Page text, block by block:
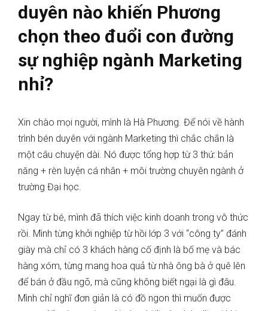
duyên nào khiến Phương
chọn theo đuổi con đường
sự nghiệp ngành Marketing
nhỉ?
Xin chào mọi người, mình là Hà Phương. Để nói về hành
trình bén duyên với ngành Marketing thì chắc chắn là
một câu chuyện dài. Nó được tổng hợp từ 3 thứ: bản
năng + rèn luyện cá nhân + môi trường chuyên ngành ở
trường Đại học.
Ngay từ bé, mình đã thích việc kinh doanh trong vô thức
rồi. Mình từng khởi nghiệp từ hồi lớp 3 với “công ty” đánh
giày mà chỉ có 3 khách hàng cố định là bố mẹ và bác
hàng xóm, từng mang hoa quả từ nhà ông bà ở quê lên
để bán ở đầu ngõ, mà cũng không biết ngại là gì đâu.
Mình chỉ nghĩ đơn giản là có đồ ngon thì muốn được